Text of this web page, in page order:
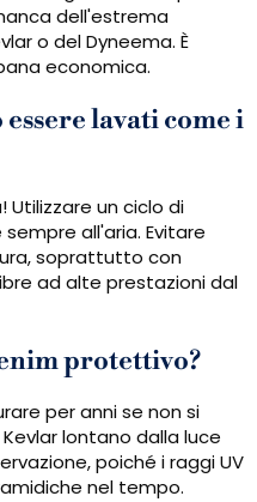
dell'estrema
o del Dyneema. È
economica.
lavati come i
un ciclo di
all'aria. Evitare
soprattutto con
ad alte prestazioni dal
protettivo?
per anni se non si
lontano dalla luce
poiché i raggi UV
nel tempo.